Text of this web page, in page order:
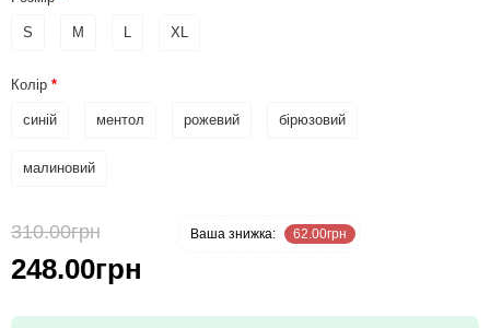
S M L XL
Колір
синій ментол рожевий бірюзовий
малиновий
310.00грн Ваша знижка: 62.00грн
248.00грн